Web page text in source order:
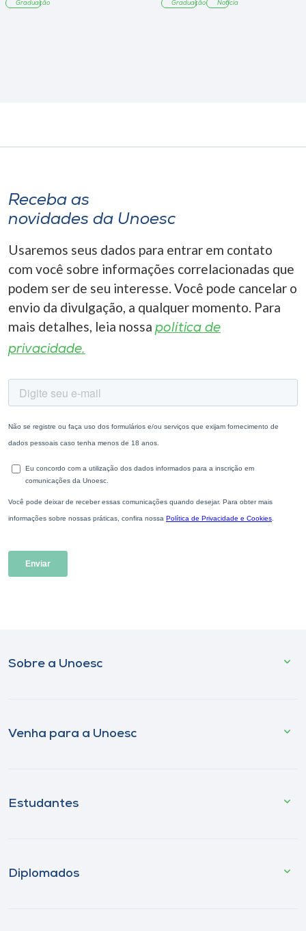
Graduação Graduação Notícia
Receba as
novidades da Unoesc
Usaremos seus dados para entrar em contato
com você sobre informações correlacionadas que
podem ser de seu interesse. Você pode cancelar o
envio da divulgação, a qualquer momento. Para
mais detalhes, leia nossa política de
privacidade.
Sobre a Unoesc
Venha para a Unoesc
Estudantes
Diplomados